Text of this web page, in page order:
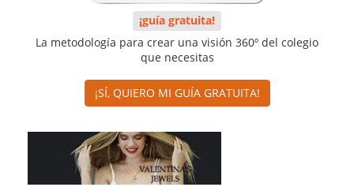
¡guía gratuita!
La metodología para crear una visión 360º del colegio
que necesitas
¡SÍ, QUIERO MI GUÍA GRATUITA!